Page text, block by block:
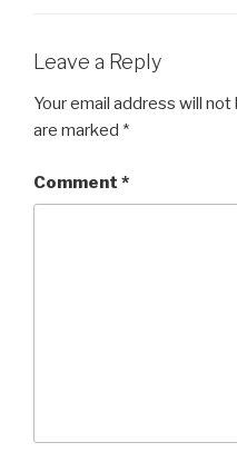
Leave a Reply
Your email address will not
are marked *
Comment *